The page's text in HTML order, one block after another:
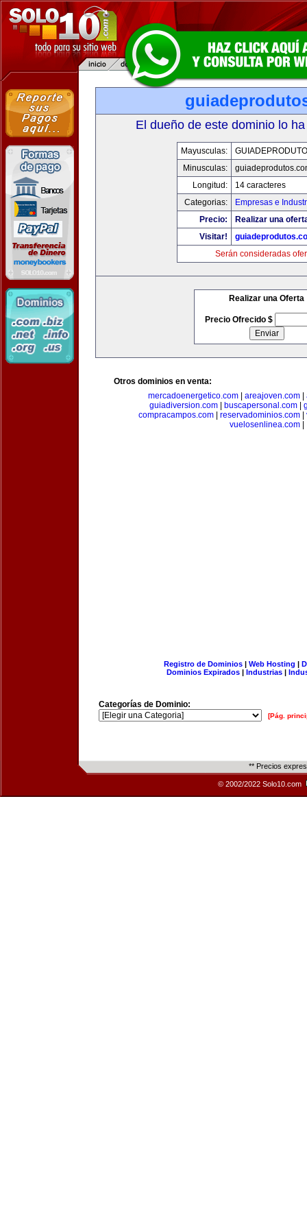
El dueño de este dominio lo
Mayusculas:
Minusculas:
Longitud:
14 caracteres
Categorias:
Empresas e
Precio:
Realizar una
Visitar!
Serán consideradas
Realizar una Oferta
Precio Ofrecido $
Otros dominios en venta:
mercadoenergetico.com| areajoven.com|
guiadiversion.com| buscapersonal.com|
compracampos.com| reservadominios.com|
vuelosenlinea.com|
Registro de Dominios| Web Hosting |
Dominios Expirados | Industrias |
Categorías de Dominio:
[Pág.
** Precios
© 2002/2022 Solo10.com